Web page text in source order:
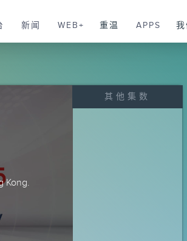
新闻 WEB+ 重温 APPS 我
Kong.
其他集数